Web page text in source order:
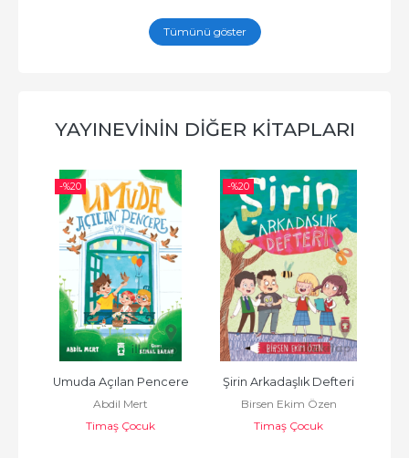
Tümünü göster
YAYINEVININ DIĞER KITAPLARI
-%20
Umuda Açılan Pencere
Abdil Mert
Timaş Çocuk
-%20
Şirin Arkadaşlık Defteri
Birsen Ekim Özen
Timaş Çocuk